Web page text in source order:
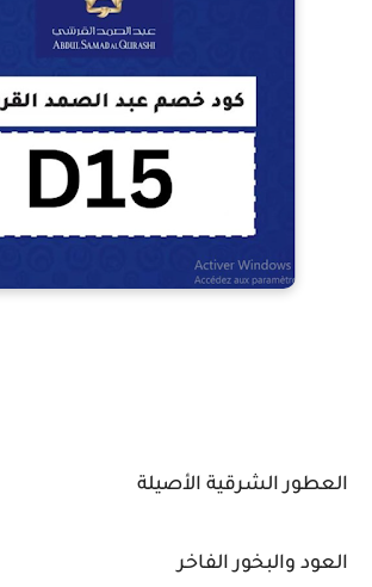
العطور الشرقية الأصيلة
العود والبخور الفاخر